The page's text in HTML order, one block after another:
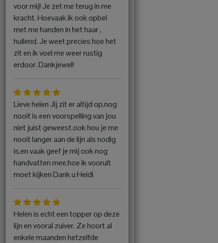
voor mij! Je zet me terug in me
kracht. Hoevaak ik ook opbel
met me handen in het haar ,
huilend. Je weet precies hoe het
zit en ik voel me weer rustig
erdoor. Dankjewel!
Lieve helen Jij zit er altijd op.nog
nooit is een voorspelling van jou
niet juist geweest.ook hou je me
nooit langer aan de lijn als nodig
is.en vaak geef je mij ook nog
handvatten mee.hoe ik vooruit
moet kijken Dank u Heidi
Helen is echt een topper op deze
lijn en vooral zuiver. Ze hoort al
enkele maanden hetzelfde